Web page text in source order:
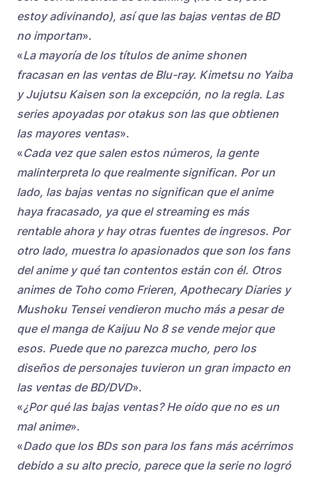
estoy adivinando), así que las bajas ventas de BD
no importan».
«La mayoría de los títulos de anime shonen
fracasan en las ventas de Blu-ray. Kimetsu no Yaiba
y Jujutsu Kaisen son la excepción, no la regla. Las
series apoyadas por otakus son las que obtienen
las mayores ventas».
«Cada vez que salen estos números, la gente
malinterpreta lo que realmente significan. Por un
lado, las bajas ventas no significan que el anime
haya fracasado, ya que el streaming es más
rentable ahora y hay otras fuentes de ingresos. Por
otro lado, muestra lo apasionados que son los fans
del anime y qué tan contentos están con él. Otros
animes de Toho como Frieren, Apothecary Diaries y
Mushoku Tensei vendieron mucho más a pesar de
que el manga de Kaijuu No 8 se vende mejor que
esos. Puede que no parezca mucho, pero los
diseños de personajes tuvieron un gran impacto en
las ventas de BD/DVD».
«¿Por qué las bajas ventas? He oído que no es un
mal anime».
«Dado que los BDs son para los fans más acérrimos
debido a su alto precio, parece que la serie no logró